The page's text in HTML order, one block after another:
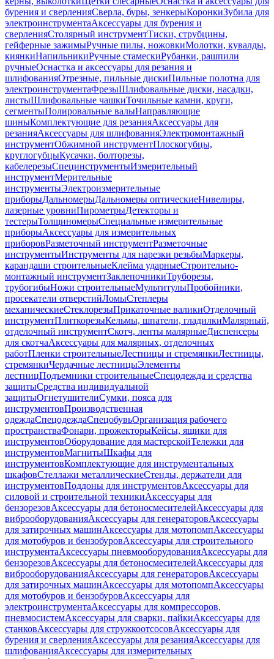
бурения и сверленияСверла, буры, зенкерыКоронкиЗубила для
электроинструментаАксессуары для бурения и
сверленияСтолярный инструментТиски, струбцины,
гейферные зажимыРучные пилы, ножовкиМолотки, кувалды,
киянкиНапильникиРучные стамескиРубанки, рашпили
ручныеОснастка и аксессуары для резания и
шлифованияОтрезные, пильные дискиПильные полотна для
электроинструментаФрезыШлифовальные диски, насадки,
листыШлифовальные чашкиТочильные камни, круги,
сегментыПолировальные валыНаправляющие
шиныКомплектующие для резанияАксессуары для
резанияАксессуары для шлифованияЭлектромонтажный
инструментОбжимной инструментПлоскогубцы,
круглогубцыКусачки, болторезы,
кабелерезыСпецинструментыИзмерительный
инструментМерительные
инструментыЭлектроизмерительные
приборыДальномерыДальномеры оптическиеНивелиры,
лазерные уровниПирометрыДетекторы и
тестерыТолщиномерыСпециальные измерительные
приборыАксессуары для измерительных
приборовРазметочный инструментРазметочные
инструментыИнструменты для нарезки резьбыМаркеры,
карандаши строительныеКлейма ударныеСтроительно-
монтажный инструментЗаклепочникиТруборезы,
трубогибыНожи строительныеМультитулыПробойники,
просекатели отверстийЛомыСтеплеры
механическиеСтеклорезыПрикаточные валикиОтделочный
инструментПлиткорезыКельмы, шпатели, гладилкиМалярный,
отделочный инструментСкотч, ленты малярныеДиспенсеры
для скотчаАксессуары для малярных, отделочных
работПленки строительныеЛестницы и стремянкиЛестницы,
стремянкиЧердачные лестницыЭлементы
лестницПодъемники строительныеСпецодежда и средства
защитыСредства индивидуальной
защитыОгнетушителиСумки, пояса для
инструментовПроизводственная
одеждаСпецодеждаСпецобувьОрганизация рабочего
пространстваФонари, прожекторыКейсы, ящики для
инструментовОборудование для мастерскойТележки для
инструментовМагнитыШкафы для
инструментовКомплектующие для инструментальных
шкафовСтеллажи металлическиеСтенды, держатели для
инструментовПоддоны для инструментовАксессуары для
силовой и строительной техникиАксессуары для
бензорезовАксессуары для бетоносмесителейАксессуары для
виброоборудованияАксессуары для генераторовАксессуары
для затирочных машинАксессуары для мотопомпАксессуары
для мотобуров и бензобуровАксессуары для строительного
инструментаАксессуары пневмооборудованияАксессуары для
бензорезовАксессуары для бетоносмесителейАксессуары для
виброоборудованияАксессуары для генераторовАксессуары
для затирочных машинАксессуары для мотопомпАксессуары
для мотобуров и бензобуровАксессуары для
электроинструментаАксессуары для компрессоров,
пневмосистемАксессуары для сварки, пайкиАксессуары для
станковАксессуары для стружкоотсосовАксессуары для
бурения и сверленияАксессуары для резанияАксессуары для
шлифованияАксессуары для измерительных